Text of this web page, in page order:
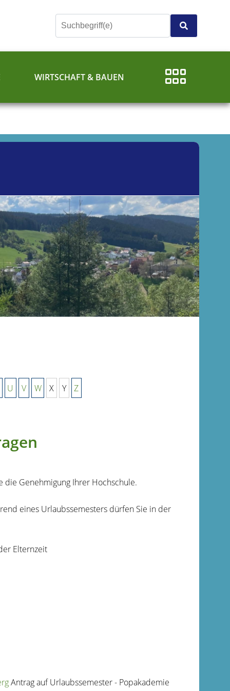
WIRTSCHAFT & BAUEN
U V W X Y Z
die Genehmigung Ihrer Hochschule.
eines Urlaubssemesters dürfen Sie in der
Elternzeit
Antrag auf Urlaubssemester - Popakademie